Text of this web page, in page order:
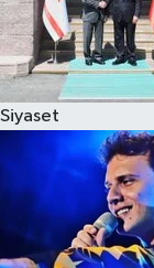
Siyaset
Sağlık
Siyaset
Teknoloji
Yaşam-